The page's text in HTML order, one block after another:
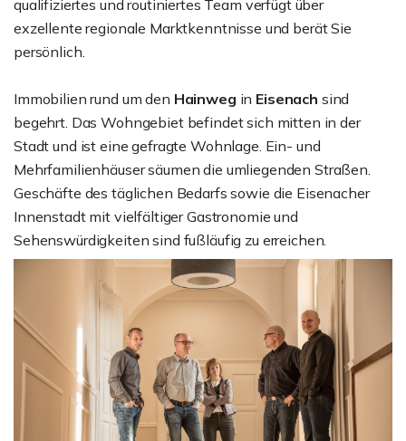
qualifiziertes und routiniertes Team verfügt über
exzellente regionale Marktkenntnisse und berät Sie
persönlich.
Immobilien rund um den Hainweg in Eisenach sind
begehrt. Das Wohngebiet befindet sich mitten in der
Stadt und ist eine gefragte Wohnlage. Ein- und
Mehrfamilienhäuser säumen die umliegenden Straßen.
Geschäfte des täglichen Bedarfs sowie die Eisenacher
Innenstadt mit vielfältiger Gastronomie und
Sehenswürdigkeiten sind fußläufig zu erreichen.